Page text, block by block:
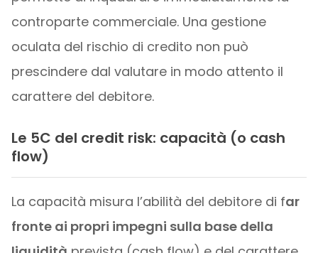
controparte commerciale. Una gestione
oculata del rischio di credito non può
prescindere dal valutare in modo attento il
carattere del debitore.
Le 5C del credit risk: capacità (o cash
flow)
La capacità misura l’abilità del debitore di far
fronte ai propri impegni sulla base della